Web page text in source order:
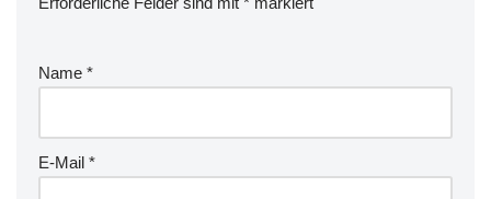
Name *
E-Mail *